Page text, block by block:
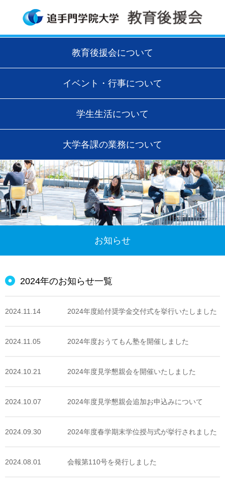
教育後援会について
イベント・行事について
学生生活について
大学各課の業務について
お知らせ
2024年のお知らせ一覧
2024.11.14 2024年度給付奨学金交付式を挙行いたしました
2024.11.05 2024年度おうてもん塾を開催しました
2024.10.21 2024年度見学懇親会を開催いたしました
2024.10.07 2024年度見学懇親会追加お申込みについて
2024.09.30 2024年度春学期末学位授与式が挙行されました
2024.08.01 会報第110号を発行しました